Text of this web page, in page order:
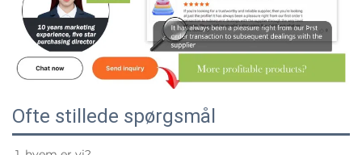
Ofte stillede spørgsmål